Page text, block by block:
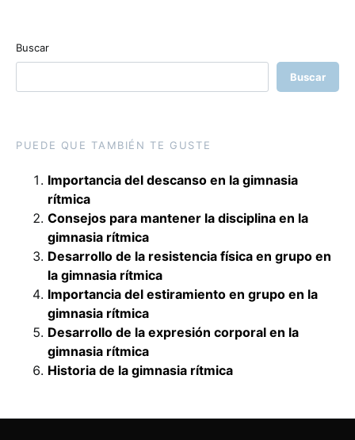
Buscar
Buscar
PUEDE QUE TAMBIÉN TE GUSTE
Importancia del descanso en la gimnasia
rítmica
Consejos para mantener la disciplina en la
gimnasia rítmica
Desarrollo de la resistencia física en grupo en
la gimnasia rítmica
Importancia del estiramiento en grupo en la
gimnasia rítmica
Desarrollo de la expresión corporal en la
gimnasia rítmica
Historia de la gimnasia rítmica